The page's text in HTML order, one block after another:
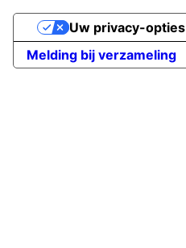
Melding bij verzameling
Uw privacy-opties